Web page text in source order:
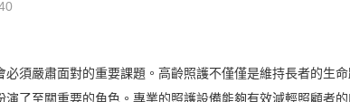
須嚴肅面對的重要課題。高齡照護不僅僅是維持長者的生
了至關重要的角色。專業的照護設備能夠有效減輕照顧者